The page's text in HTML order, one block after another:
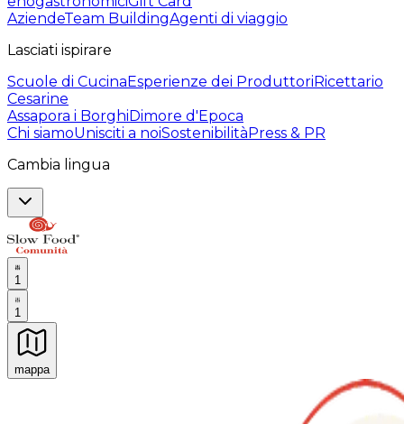
AziendeTeam BuildingAgenti di viaggio
Lasciati ispirare
Scuole di CucinaEsperienze dei ProduttoriRicettario
Cesarine
Assapora i BorghiDimore d'Epoca
Chi siamoUnisciti a noiSostenibilitàPress & PR
Cambia lingua
1
1
mappa
Esperienze culinarie indimenticabili: Esperienze